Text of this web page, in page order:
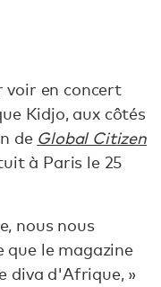
voir en concert
Kidjo, aux côtés
de Global Citizen
à Paris le 25
nous nous
que le magazine
diva d'Afrique, »